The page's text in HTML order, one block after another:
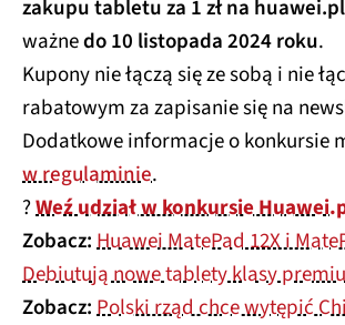
zakupu tabletu za 1 zł na huawei.pl
ważnedo 10 listopada 2024 roku.
Kupony nie łączą się ze sobą i nie
rabatowym za zapisanie się na
Dodatkowe informacje o konkursie
w regulaminie.
?Weź udział w konkursie
Zobacz:Huawei MatePad 12X i
Debiutują nowe tablety klasy
Zobacz:Polski rząd chce wytępić